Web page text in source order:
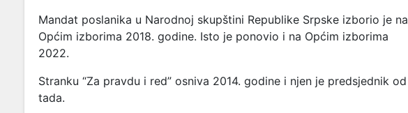
Mandat poslanika u Narodnoj skupštini Republike Srpske izborio je na
Općim izborima 2018. godine. Isto je ponovio i na Općim izborima
2022.
Stranku “Za pravdu i red” osniva 2014. godine i njen je predsjednik od
tada.